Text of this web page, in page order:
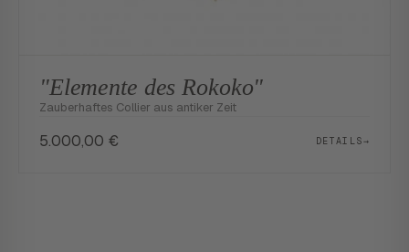
"Elemente des Rokoko"
Zauberhaftes Collier aus antiker Zeit
5.000,00 € DETAILS→